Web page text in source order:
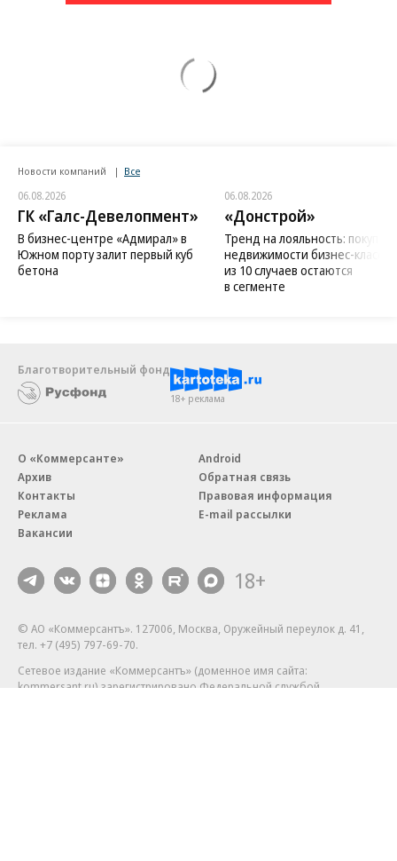
Новости компаний Все
06.08.2026
ГК «Галс-Девелопмент»
В бизнес-центре «Адмирал» в
Южном порту залит первый куб
бетона
06.08.2026
«Донстрой»
Тренд на лояльность:
недвижимости бизнес-класса
из 10 случаев остаются
в сегменте
Благотворительный фонд
18+ реклама
О «Коммерсанте»
Архив
Контакты
Реклама
Вакансии
Android
Обратная связь
Правовая информация
E-mail рассылки
18+
© АО «Коммерсантъ». 127006, Москва, Оружейный переулок д. 41,
тел. +7 (495) 797-69-70.
Сетевое издание «Коммерсантъ» (доменное имя сайта:
kommersant.ru) зарегистрировано Федеральной службой